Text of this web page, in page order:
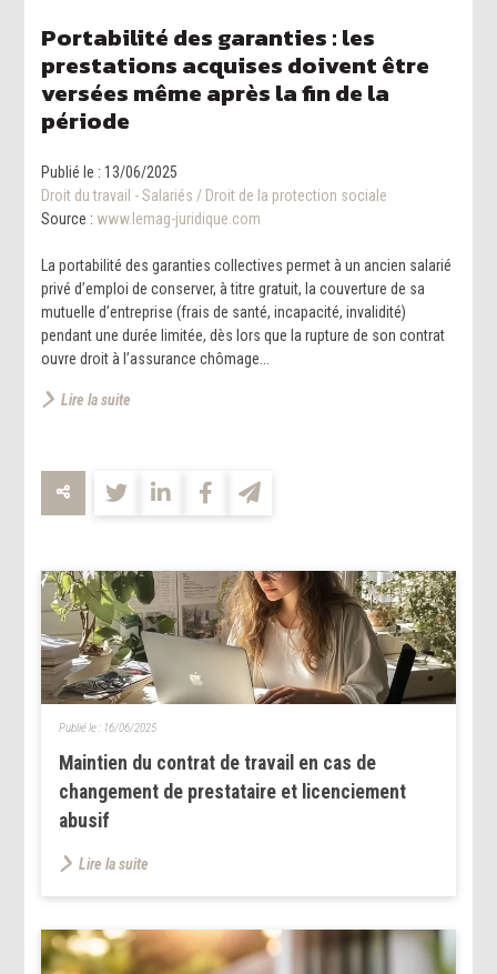
Portabilité des garanties : les
prestations acquises doivent être
versées même après la fin de la
période
Publié le :13/06/2025
Droit du travail - Salariés / Droit de la protection sociale
Source : www.lemag-juridique.com
La portabilité des garanties collectives permet à un ancien salarié
privé d’emploi de conserver, à titre gratuit, la couverture de sa
mutuelle d’entreprise (frais de santé, incapacité, invalidité)
pendant une durée limitée, dès lors que la rupture de son contrat
ouvre droit à l’assurance chômage...
Lire la suite
Maintien du contrat de travail en cas de
changement de prestataire et licenciement
abusif
Publié le : 16/06/2025
Lire la suite